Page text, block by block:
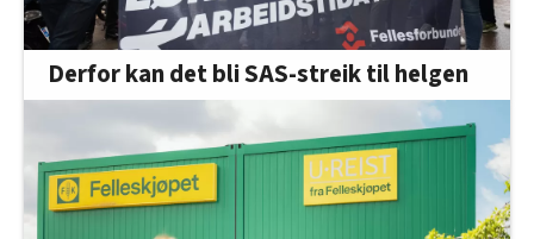
Derfor kan det bli SAS-streik til helgen